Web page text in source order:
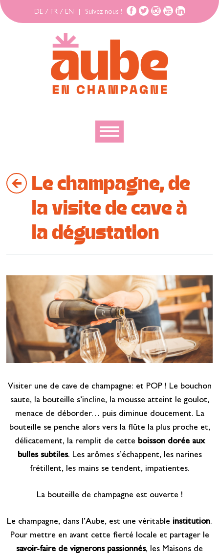
DE / FR / EN Suivez nous !
Explorer
Bouger
Se loger
Se restaurer
Le champagne, de
la visite de cave à
la dégustation
Visiter une de cave de champagne: et POP ! Le bouchon
saute, la bouteille s’incline, la mousse atteint le goulot,
menace de déborder… puis diminue doucement. La
bouteille se penche alors vers la flûte la plus proche et,
délicatement, la remplit de cette boisson dorée aux
bulles subtiles. Les arômes s’échappent, les narines
frétillent, les mains se tendent, impatientes.
La bouteille de champagne est ouverte !
Le champagne, dans l’Aube, est une véritable institution.
Pour mettre en avant cette fierté locale et partager le
savoir-faire de vignerons passionnés, les Maisons de